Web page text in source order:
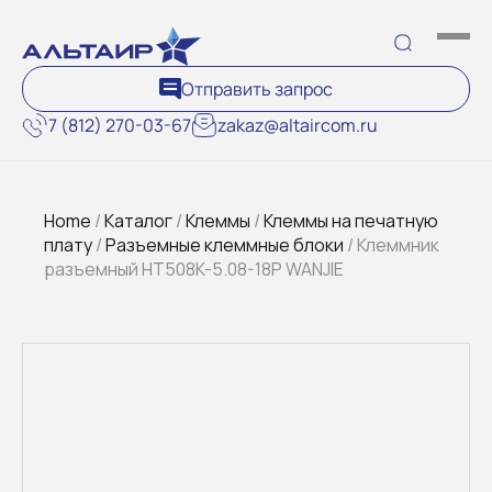
7 (812) 270-03-67 zakaz@altaircom.ru
Отправить запрос
Home /Каталог/Клеммы /Клеммы на печатную
плату/Разъемные клеммные блоки / Клеммник
разъемный HT508K-5.08-18P WANJIE